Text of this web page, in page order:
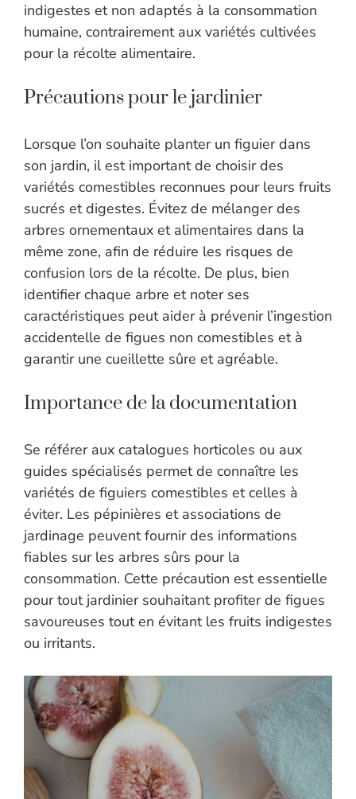
indigestes et non adaptés à la consommation
humaine, contrairement aux variétés cultivées
pour la récolte alimentaire.
Précautions pour le jardinier
Lorsque l’on souhaite planter un figuier dans
son jardin, il est important de choisir des
variétés comestibles reconnues pour leurs fruits
sucrés et digestes. Évitez de mélanger des
arbres ornementaux et alimentaires dans la
même zone, afin de réduire les risques de
confusion lors de la récolte. De plus, bien
identifier chaque arbre et noter ses
caractéristiques peut aider à prévenir l’ingestion
accidentelle de figues non comestibles et à
garantir une cueillette sûre et agréable.
Importance de la documentation
Se référer aux catalogues horticoles ou aux
guides spécialisés permet de connaître les
variétés de figuiers comestibles et celles à
éviter. Les pépinières et associations de
jardinage peuvent fournir des informations
fiables sur les arbres sûrs pour la
consommation. Cette précaution est essentielle
pour tout jardinier souhaitant profiter de figues
savoureuses tout en évitant les fruits indigestes
ou irritants.